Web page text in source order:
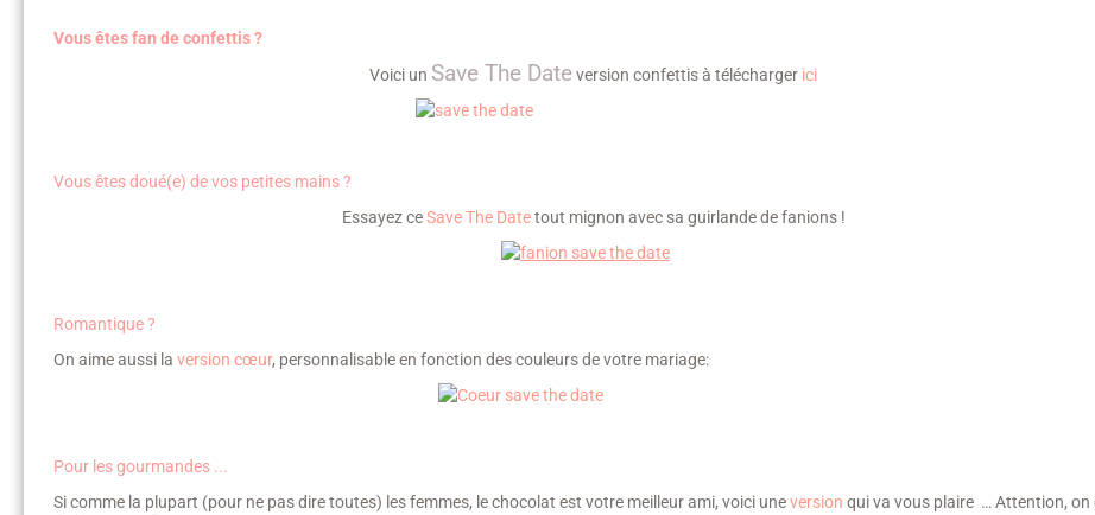
Vous êtes fan de confettis ?
Voici un Save The Dateversion confettis à télécharger ici
Vous êtes doué(e) de vos petites mains ?
Essayez ceSave The Datetout mignon avec sa guirlande de fanions !
Romantique ?
On aime aussi la version cœur, personnalisable en fonction des couleurs de votre mariage:
Pour les gourmandes ...
Si comme la plupart (pour ne pas dire toutes) les femmes, le chocolat est votre meilleur ami, voici uneversion qui va vous plaire … Attention, on